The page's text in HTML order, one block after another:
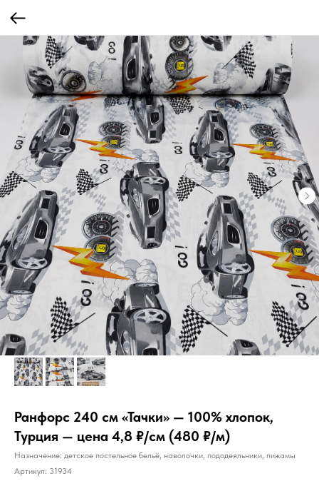
Ранфорс 240 см «Тачки» — 100% хлопок,
Турция — цена 4,8 ₽/см (480 ₽/м)
Назначение: детское постельное бельё, наволочки, пододеяльники, пижамы
Артикул: 31934